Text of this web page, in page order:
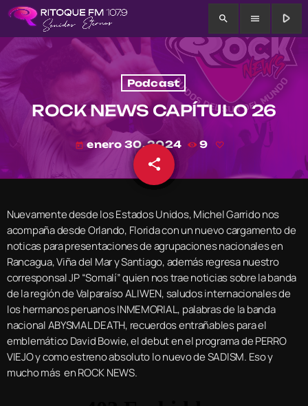
search menu play_arrow
Podcast
ROCK NEWS CAPÍTULO 26
today enero 30, 2024 9
share
email
Nuevamente desde los Estados Unidos, Michel Garrido nos
acompaña desde Orlando, Florida con un nuevo cargamento de
noticas para presentaciones de agrupaciones nacionales en
Rancagua, Viña del Mar y Santiago, además regresa nuestro
corresponsal JP “Somalí” quien nos trae noticias sobre la banda
de la región de Valparaíso ALIWEN, saludos internacionales de
los hermanos peruanos INMEMORIAL, palabras de la banda
nacional ABYSMAL DEATH, recuerdos entrañables para el
emblemático David Bowie, el debut en el programa de PERRO
VIEJO y como estreno absoluto lo nuevo de SADISM. Eso y
mucho más en ROCK NEWS.